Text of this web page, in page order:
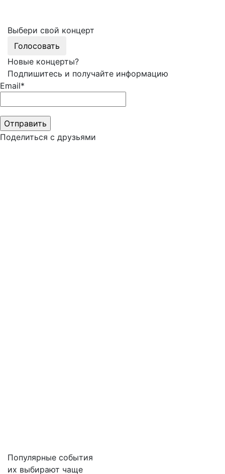
Выбери свой концерт
Голосовать
Новые концерты?
Подпишитесь и получайте информацию
Email*
Поделиться с друзьями
Популярные события
их выбирают чаще